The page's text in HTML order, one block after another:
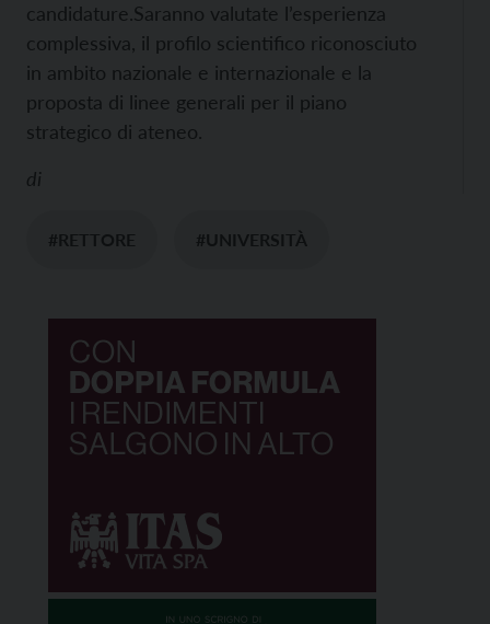
candidature.Saranno valutate l’esperienza
complessiva, il profilo scientifico riconosciuto
in ambito nazionale e internazionale e la
proposta di linee generali per il piano
strategico di ateneo.
di
#RETTORE #UNIVERSITÀ